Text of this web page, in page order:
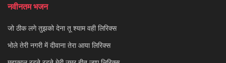
नवीनतम भजन
जो ठीक लगे तुझको देना तू श्याम वही लिरिक्स
भोले तेरी नगरी में दीवाना तेरा आया लिरिक्स